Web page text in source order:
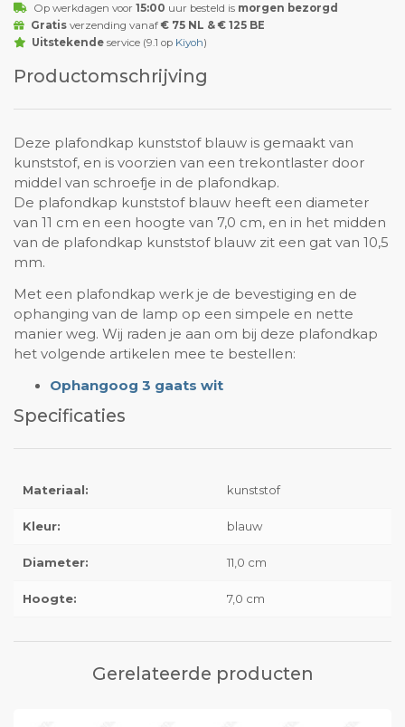
Op werkdagen voor 15:00 uur besteld is morgen bezorgd
Gratisverzending vanaf € 75 NL & € 125 BE
Uitstekendeservice (9.1 op Kiyoh)
Productomschrijving
Deze plafondkap kunststof blauw is gemaakt van
kunststof, en is voorzien van een trekontlaster door
middel van schroefje in de plafondkap.
De plafondkap kunststof blauw heeft een diameter
van 11 cm en een hoogte van 7,0 cm, en in het midden
van de plafondkap kunststof blauw zit een gat van 10,5
mm.
Met een plafondkap werk je de bevestiging en de
ophanging van de lamp op een simpele en nette
manier weg. Wij raden je aan om bij deze plafondkap
het volgende artikelen mee te bestellen:
Ophangoog 3 gaats wit
Specificaties
Materiaal: kunststof
Kleur: blauw
Diameter: 11,0 cm
Hoogte: 7,0 cm
Gerelateerde producten